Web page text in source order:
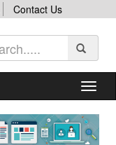
Contact Us